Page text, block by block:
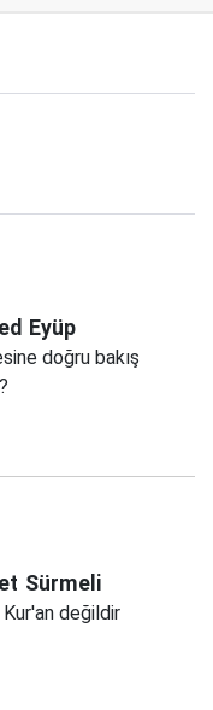
Eyüp
doğru bakış
Sürmeli
değildir